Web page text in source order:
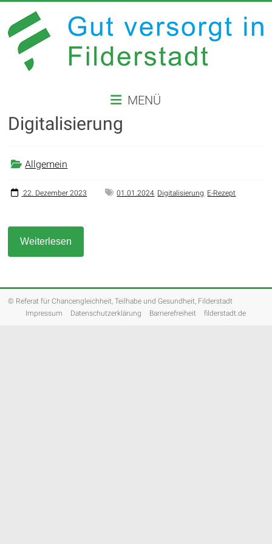
Inhalt
springen
VERSORGT
IN
FILDERSTADT
der
MENÜ
Digitalisierung
Allgemein
22. Dezember 2023 01.01.2024, Digitalisierung, E-Rezept
Weiterlesen
© Referat für Chancengleichheit, Teilhabe und Gesundheit, Filderstadt
Impressum
Datenschutzerklärung Barrierefreiheit filderstadt.de